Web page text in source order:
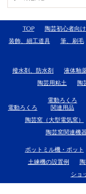
TOP 陶芸初心者向
装飾、細工道具
筆、刷毛
撥水剤、防水剤 液体釉
陶芸用粘土
陶
電動ろくろ
電動ろくろ
関連用品
陶芸窯（大型電気窯）
陶芸窯関連機
ポットミル機・ポット
土練機の設置例
ショ